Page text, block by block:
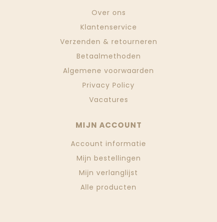
Over ons
Klantenservice
Verzenden & retourneren
Betaalmethoden
Algemene voorwaarden
Privacy Policy
Vacatures
MIJN ACCOUNT
Account informatie
Mijn bestellingen
Mijn verlanglijst
Alle producten